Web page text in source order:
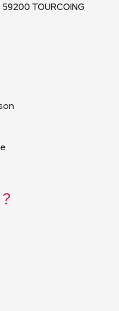
TOURCOING